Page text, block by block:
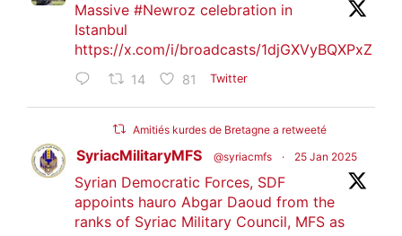
Massive #Newroz celebration in
Istanbul
https://x.com/i/broadcasts/1djGXVyBQXPxZ
14 81 Twitter
Amitiés kurdes de Bretagne a retweeté
SyriacMilitaryMFS @syriacmfs · 25 Jan 2025
Syrian Democratic Forces, SDF
appoints hauro Abgar Daoud from the
ranks of Syriac Military Council, MFS as